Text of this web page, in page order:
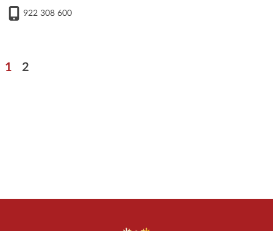
922 308 600
Paginación
Página
1 Página
2